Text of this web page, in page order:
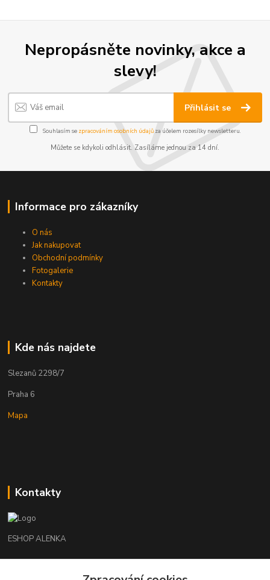
Nepropásněte novinky, akce a
slevy!
Přihlásit se
Souhlasím se zpracováním osobních údajůza účelem rozesílky newsletteru.
Můžete se kdykoli odhlásit. Zasíláme jednou za 14 dní.
Informace pro zákazníky
O nás
Jak nakupovat
Obchodní podmínky
Fotogalerie
Kontakty
Kde nás najdete
Slezanů 2298/7
Praha 6
Mapa
Kontakty
ESHOP ALENKA